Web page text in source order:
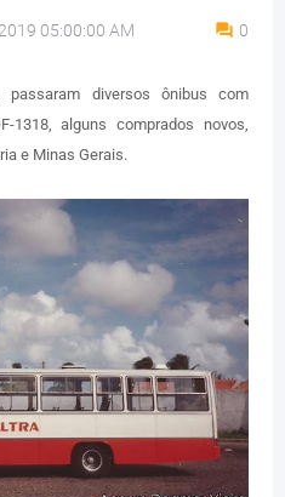
05:00:00 AM 0
diversos ônibus com
1318, alguns comprados novos,
e Minas Gerais.